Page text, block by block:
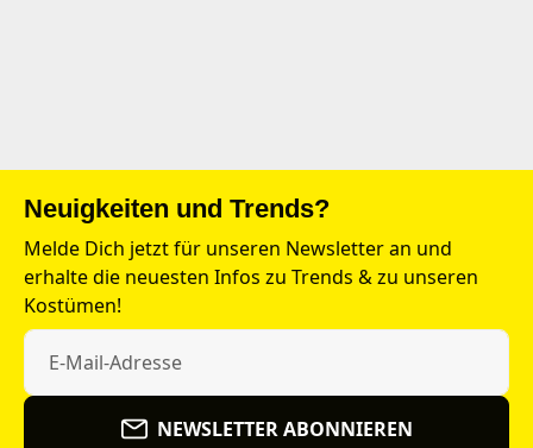
Neuigkeiten und Trends?
Melde Dich jetzt für unseren Newsletter an und
erhalte die neuesten Infos zu Trends & zu unseren
Kostümen!
NEWSLETTER ABONNIEREN